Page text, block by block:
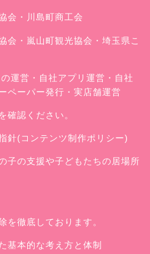
会・川島町商工会
会・嵐山町観光協会・埼玉県こ
運営・自社アプリ運営・自社
ペーパー発行・実店舗運営
確認ください。
針(コンテンツ制作ポリシー)
子の支援や子どもたちの居場所
を徹底しております。
基本的な考え方と体制